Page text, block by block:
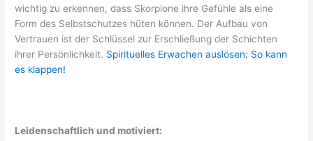
wichtig zu erkennen, dass Skorpione ihre Gefühle als eine
Form des Selbstschutzes hüten können. Der Aufbau von
Vertrauen ist der Schlüssel zur Erschließung der Schichten
ihrer Persönlichkeit. Spirituelles Erwachen auslösen: So kann
es klappen!
Leidenschaftlich und motiviert: